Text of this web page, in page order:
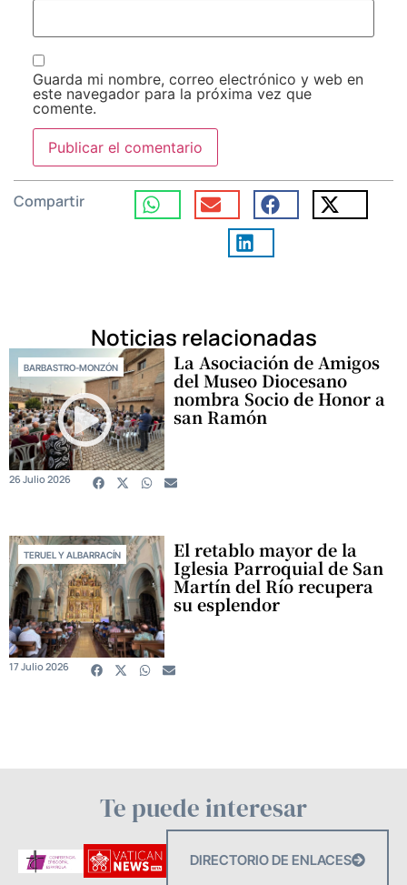
Guarda mi nombre, correo electrónico y web en
este navegador para la próxima vez que
comente.
Compartir
Noticias relacionadas
BARBASTRO-MONZÓN La Asociación de Amigos
del Museo Diocesano
nombra Socio de Honor a
san Ramón
26 Julio 2026
TERUEL Y ALBARRACÍN El retablo mayor de la
Iglesia Parroquial de San
Martín del Río recupera
su esplendor
17 Julio 2026
Te puede interesar
DIRECTORIO DE ENLACES